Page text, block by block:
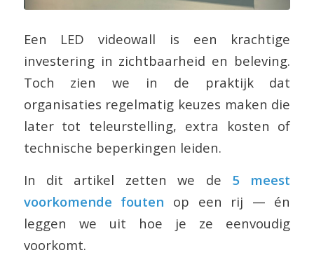
Een LED videowall is een krachtige
investering in zichtbaarheid en beleving.
Toch zien we in de praktijk dat
organisaties regelmatig keuzes maken die
later tot teleurstelling, extra kosten of
technische beperkingen leiden.
In dit artikel zetten we de 5 meest
voorkomende fouten op een rij — én
leggen we uit hoe je ze eenvoudig
voorkomt.